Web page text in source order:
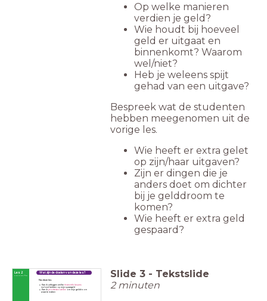
Op welke manieren
verdien je geld?
Wie houdt bij hoeveel
geld er uitgaat en
binnenkomt? Waarom
wel/niet?
Heb je weleens spijt
gehad van een uitgave?
Bespreek wat de studenten
hebben meegenomen uit de
vorige les.
Wie heeft er extra gelet
op zijn/haar uitgaven?
Zijn er dingen die je
anders doet om dichter
bij je gelddroom te
komen?
Wie heeft er extra geld
gespaard?
Les 2
Na deze les:
Wat zijn de doelen van deze les?
Kan ik uitleggen welke financiële keuzes
invloed hebben op mijn spaargeld
Kan ik prioriteiten stellenom mijn gelddroom
waar te maken
First things first Slide 3 - Tekstslide
2 minuten